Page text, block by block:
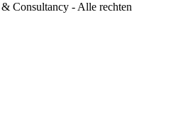
Consultancy - Alle rechten